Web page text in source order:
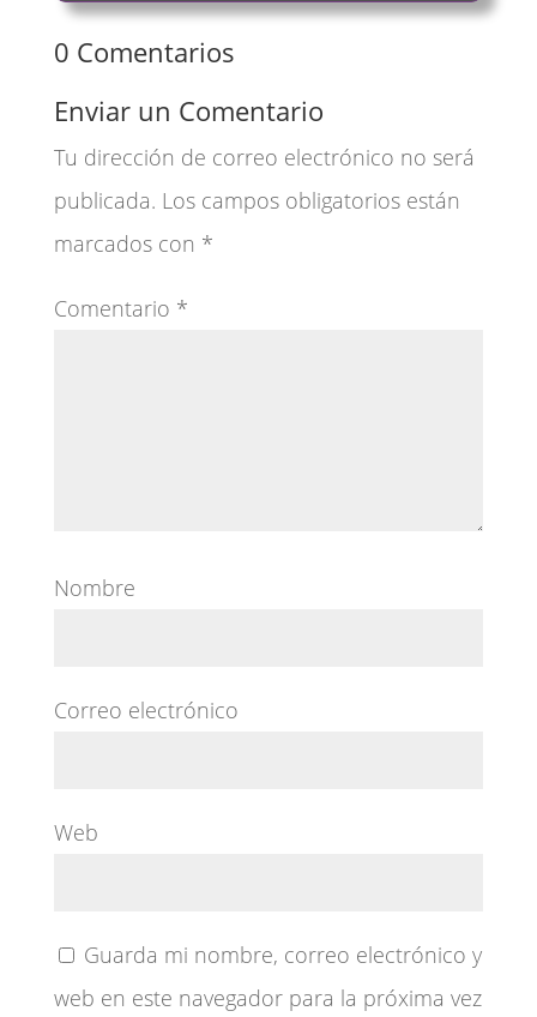
0 Comentarios
Enviar un Comentario
Tu dirección de correo electrónico no será
publicada. Los campos obligatorios están
marcados con *
Comentario *
Nombre
Correo electrónico
Web
Guarda mi nombre, correo electrónico y
web en este navegador para la próxima vez